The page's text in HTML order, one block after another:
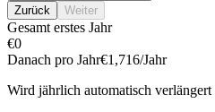
Zurück
Weiter
Gesamt erstes Jahr
€0
Danach pro Jahr€1,716/Jahr
Wird jährlich automatisch verlängert